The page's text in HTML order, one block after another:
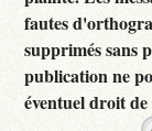
fautes
supprimés sans
publication ne
éventuel droit